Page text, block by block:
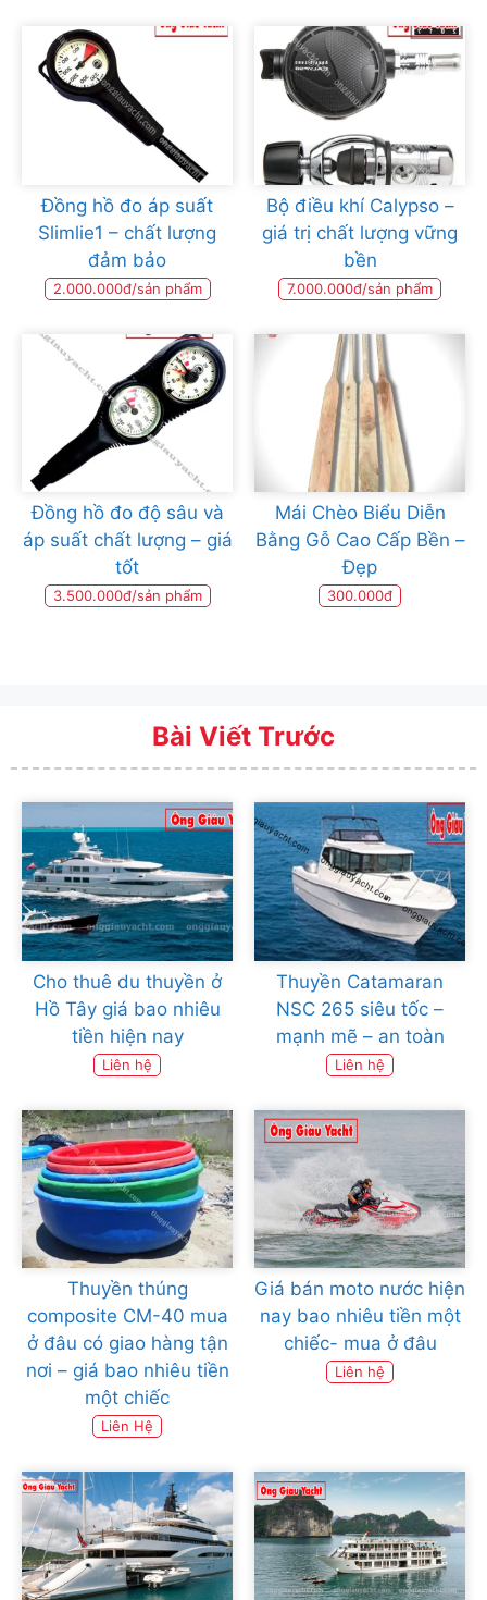
Đồng hồ đo áp suất
Slimlie1 – chất lượng
đảm bảo
2.000.000đ/sản phẩm
Bộ điều khí Calypso –
giá trị chất lượng vững
bền
7.000.000đ/sản phẩm
Đồng hồ đo độ sâu và
áp suất chất lượng – giá
tốt
3.500.000đ/sản phẩm
Mái Chèo Biểu Diễn
Bằng Gỗ Cao Cấp Bền –
Đẹp
300.000đ
Bài Viết Trước
Cho thuê du thuyền ở
Hồ Tây giá bao nhiêu
tiền hiện nay
Liên hệ
Thuyền Catamaran
NSC 265 siêu tốc –
mạnh mẽ – an toàn
Liên hệ
Thuyền thúng
composite CM-40 mua
ở đâu có giao hàng tận
nơi – giá bao nhiêu tiền
một chiếc
Liên Hệ
Giá bán moto nước hiện
nay bao nhiêu tiền một
chiếc- mua ở đâu
Liên hệ